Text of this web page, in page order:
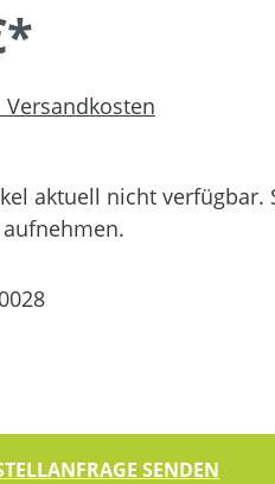
Versandkosten
aktuell nicht verfügbar.
SENDEN